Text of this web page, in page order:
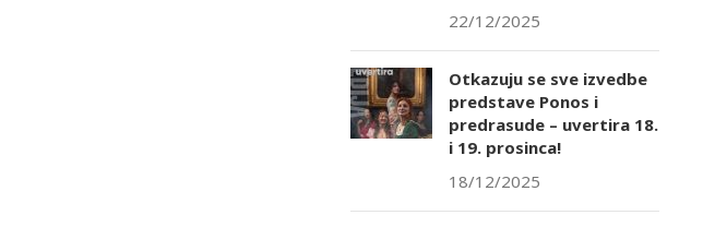
22/12/2025
Otkazuju se sve izvedbe
predstave Ponos i
predrasude – uvertira 18.
i 19. prosinca!
18/12/2025